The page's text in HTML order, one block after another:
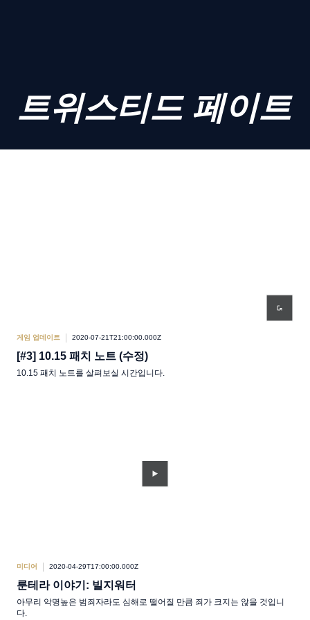
트위스티드 페이트
게임 업데이트 2020-07-21T21:00:00.000Z
[#3] 10.15 패치 노트 (수정)
10.15 패치 노트를 살펴보실 시간입니다.
미디어 2020-04-29T17:00:00.000Z
룬테라 이야기: 빌지워터
아무리 악명높은 범죄자라도 심해로 떨어질 만큼 죄가 크지는 않을 것입니
다.